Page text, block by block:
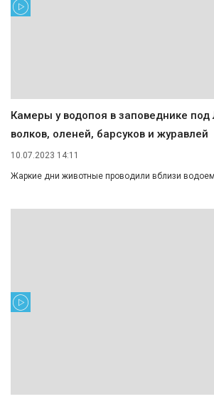
Камеры у водопоя в заповеднике
волков, оленей, барсуков и журавлей
10.07.2023 14:11
Жаркие дни животные проводили вблизи